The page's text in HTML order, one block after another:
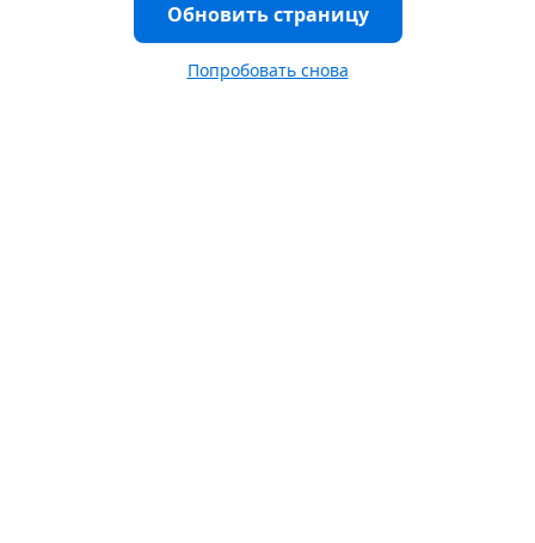
Обновить страницу
Попробовать снова